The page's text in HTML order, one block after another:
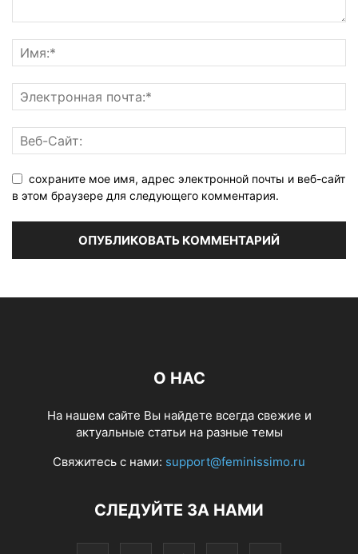
сохраните мое имя, адрес электронной почты и веб-сайт
в этом браузере для следующего комментария.
О НАС
На нашем сайте Вы найдете всегда свежие и
актуальные статьи на разные темы
Свяжитесь с нами: support@feminissimo.ru
СЛЕДУЙТЕ ЗА НАМИ